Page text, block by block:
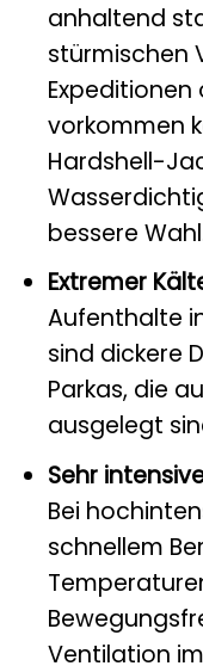
anhaltend
stürmischen
vorkommen
Hardshell-
bessere
Extremer
Aufenthalte
sind dickere
Parkas, die
ausgelegt
Sehr
Bei
schnellem
Ventilation